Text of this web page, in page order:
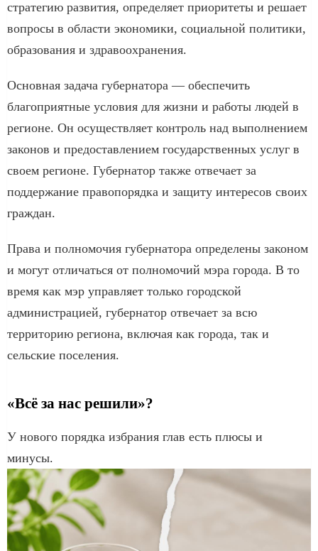
стратегию развития, определяет приоритеты и решает
вопросы в области экономики, социальной политики,
образования и здравоохранения.
Основная задача губернатора — обеспечить
благоприятные условия для жизни и работы людей в
регионе. Он осуществляет контроль над выполнением
законов и предоставлением государственных услуг в
своем регионе. Губернатор также отвечает за
поддержание правопорядка и защиту интересов своих
граждан.
Права и полномочия губернатора определены законом
и могут отличаться от полномочий мэра города. В то
время как мэр управляет только городской
администрацией, губернатор отвечает за всю
территорию региона, включая как города, так и
сельские поселения.
«Всё за нас решили»?
У нового порядка избрания глав есть плюсы и
минусы.